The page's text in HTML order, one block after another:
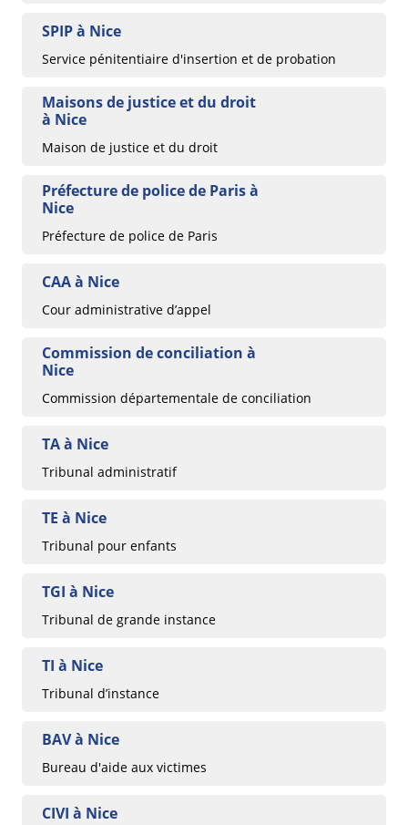
SPIP à Nice
Service pénitentiaire d'insertion et de probation
Maisons de justice et du droit
à Nice
Maison de justice et du droit
Préfecture de police de Paris à
Nice
Préfecture de police de Paris
CAA à Nice
Cour administrative d’appel
Commission de conciliation à
Nice
Commission départementale de conciliation
TA à Nice
Tribunal administratif
TE à Nice
Tribunal pour enfants
TGI à Nice
Tribunal de grande instance
TI à Nice
Tribunal d’instance
BAV à Nice
Bureau d'aide aux victimes
CIVI à Nice